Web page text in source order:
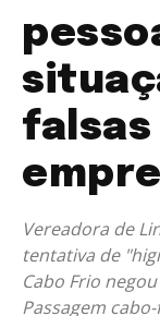
falsas
Vereadora de
tentativa de
Cabo Frio
Passagem